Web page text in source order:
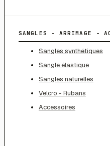
SANGLES - ARRIMAGE -
Sangles synthétiques
Sangle élastique
Sangles naturelles
Velcro - Rubans
Accessoires